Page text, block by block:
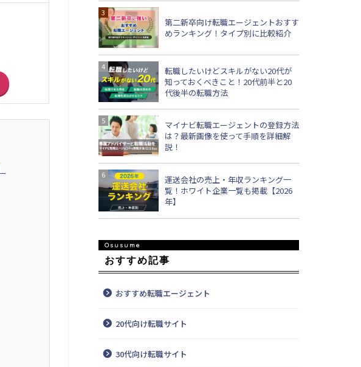
第二新卒向け転職エージェントおすす
めランキング！タイプ別に比較紹介
転職したいけどスキルがない20代が
知っておくべきこと！20代前半と20
代後半の転職方法
マイナビ転職エージェントの登録方法
は？最新画像を使って手順を詳細解
説！
運送会社の売上・年収ランキング一
覧！ホワイト企業一覧も掲載【2026
年】
おすすめ記事
おすすめ転職エージェント
20代向け転職サイト
30代向け転職サイト